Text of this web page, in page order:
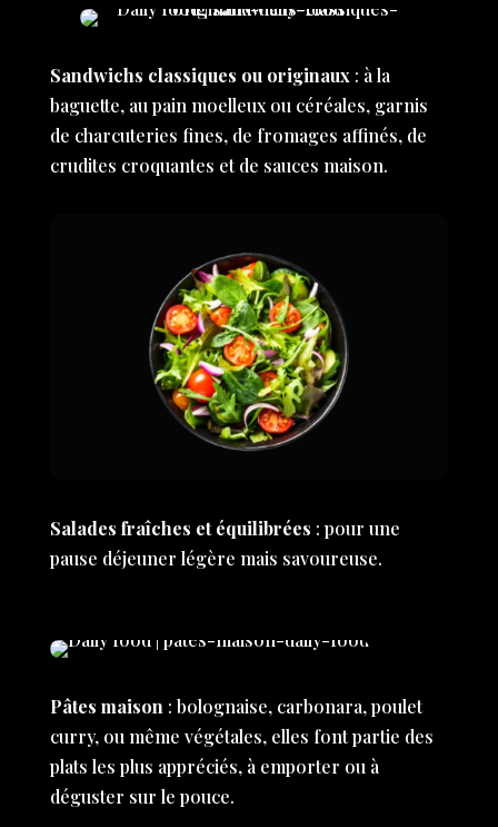
Sandwichs classiques ou originaux: à la
baguette, au pain moelleux ou céréales, garnis
de charcuteries fines, de fromages affinés, de
crudites croquantes et de sauces maison.
Salades fraîches et équilibrées : pour une
pause déjeuner légère mais savoureuse.
Pâtes maison: bolognaise, carbonara, poulet
curry, ou même végétales, elles font partie des
plats les plus appréciés, à emporter ou à
déguster sur le pouce.